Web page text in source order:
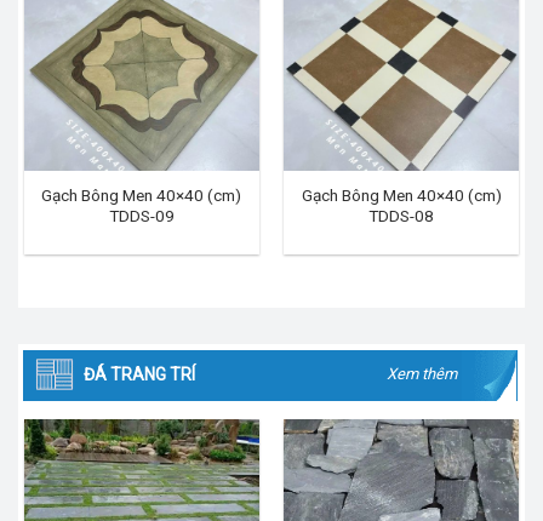
Gạch Bông Men 40×40 (cm)
TDDS-09
Gạch Bông Men 40×40 (cm)
TDDS-08
ĐÁ TRANG TRÍ Xem thêm